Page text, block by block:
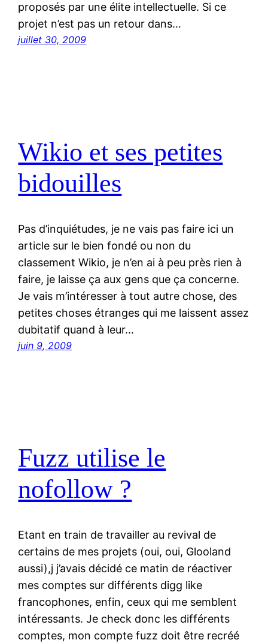
proposés par une élite intellectuelle. Si ce
projet n’est pas un retour dans…
juillet 30, 2009
Wikio et ses petites
bidouilles
Pas d’inquiétudes, je ne vais pas faire ici un
article sur le bien fondé ou non du
classement Wikio, je n’en ai à peu près rien à
faire, je laisse ça aux gens que ça concerne.
Je vais m’intéresser à tout autre chose, des
petites choses étranges qui me laissent assez
dubitatif quand à leur…
juin 9, 2009
Fuzz utilise le
nofollow ?
Etant en train de travailler au revival de
certains de mes projets (oui, oui, Glooland
aussi),j j’avais décidé ce matin de réactiver
mes comptes sur différents digg like
francophones, enfin, ceux qui me semblent
intéressants. Je check donc les différents
comptes, mon compte fuzz doit être recréé